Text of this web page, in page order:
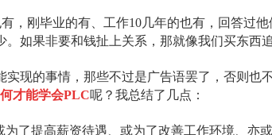
，刚毕业的有、工作10几年的也有，回答过
如果非要和钱扯上关系，那就像我们买东西
的事情，那些不过是广告语罢了，否则也
才能学会PLC呢？我总结了几点：
提高薪资待遇、或为了改善工作环境、亦